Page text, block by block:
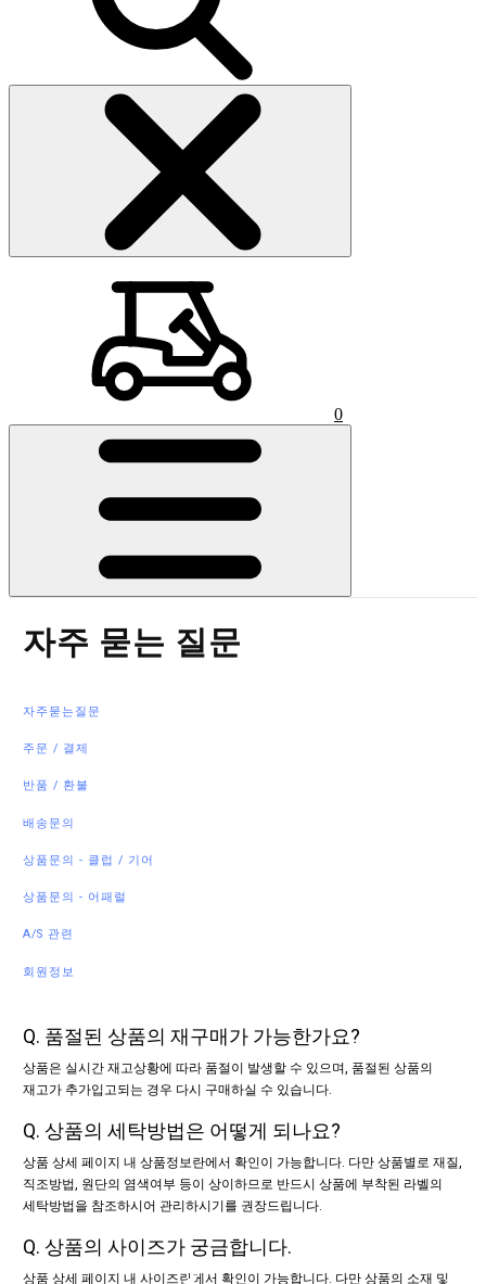
0
자주 묻는 질문
자주묻는질문
주문 / 결제
반품 / 환불
배송문의
상품문의 - 클럽 / 기어
상품문의 - 어패럴
A/S 관련
회원정보
Q. 품절된 상품의 재구매가 가능한가요?
상품은 실시간 재고상황에 따라 품절이 발생할 수 있으며, 품절된 상품의
재고가 추가입고되는 경우 다시 구매하실 수 있습니다.
Q. 상품의 세탁방법은 어떻게 되나요?
상품 상세 페이지 내 상품정보란에서 확인이 가능합니다. 다만 상품별로 재질,
직조방법, 원단의 염색여부 등이 상이하므로 반드시 상품에 부착된 라벨의
세탁방법을 참조하시어 관리하시기를 권장드립니다.
Q. 상품의 사이즈가 궁금합니다.
상품 상세 페이지 내 사이즈란에서 확인이 가능합니다. 다만 상품의 소재 및